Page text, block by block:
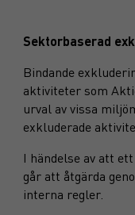
Sektorbaserad
Bindande
aktiviteter som
urval av vissa
exkluderade
I händelse av att
går att åtgärda
interna regler.